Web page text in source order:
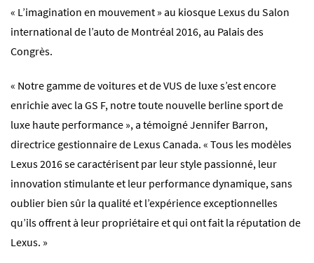
« L’imagination en mouvement » au kiosque Lexus du Salon
international de l’auto de Montréal 2016, au Palais des
Congrès.
« Notre gamme de voitures et de VUS de luxe s’est encore
enrichie avec la GS F, notre toute nouvelle berline sport de
luxe haute performance », a témoigné Jennifer Barron,
directrice gestionnaire de Lexus Canada. « Tous les modèles
Lexus 2016 se caractérisent par leur style passionné, leur
innovation stimulante et leur performance dynamique, sans
oublier bien sûr la qualité et l’expérience exceptionnelles
qu’ils offrent à leur propriétaire et qui ont fait la réputation de
Lexus. »